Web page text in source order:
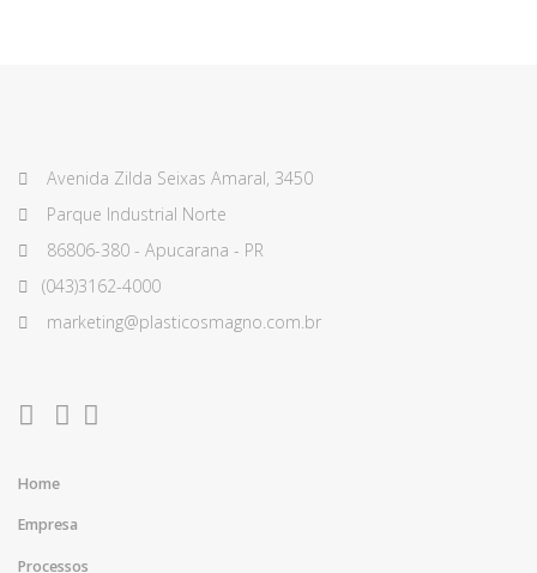
Avenida Zilda Seixas Amaral, 3450
Parque Industrial Norte
86806-380 - Apucarana - PR
(043)3162-4000
marketing@plasticosmagno.com.br
Home
Empresa
Processos